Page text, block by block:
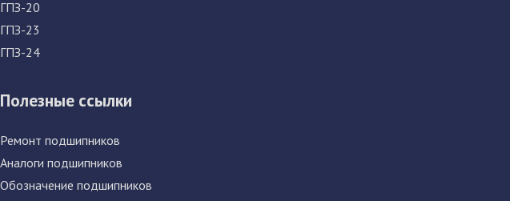
ГПЗ-20
ГПЗ-23
ГПЗ-24
Полезные ссылки
Ремонт подшипников
Аналоги подшипников
Обозначение подшипников